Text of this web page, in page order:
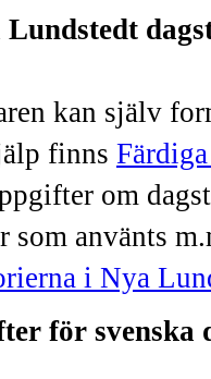
kan själv
finns
om
som använts
i Nya
för svenska